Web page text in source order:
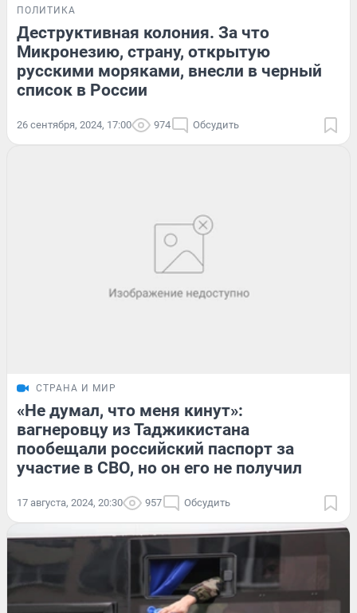
ПОЛИТИКА
Деструктивная колония. За что
Микронезию, страну, открытую
русскими моряками, внесли в черный
список в России
26 сентября, 2024, 17:00 974 Обсудить
СТРАНА И МИР
«Не думал, что меня кинут»:
вагнеровцу из Таджикистана
пообещали российский паспорт за
участие в СВО, но он его не получил
17 августа, 2024, 20:30 957 Обсудить